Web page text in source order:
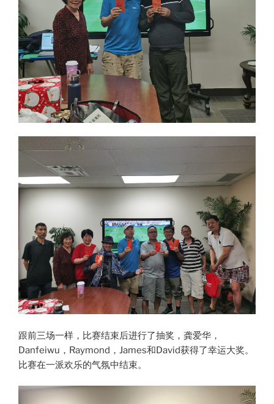
跟前三场一样，比赛结束后进行了抽奖，龚爱华，
Danfeiwu，Raymond，James和David获得了幸运大奖。
比赛在一派欢乐的气氛中结束。